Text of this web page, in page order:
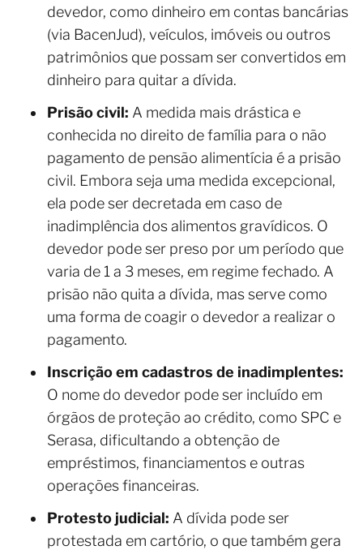
devedor, como dinheiro em contas bancárias
(via BacenJud), veículos, imóveis ou outros
patrimônios que possam ser convertidos em
dinheiro para quitar a dívida.
Prisão civil: A medida mais drástica e
conhecida no direito de família para o não
pagamento de pensão alimentícia é a prisão
civil. Embora seja uma medida excepcional,
ela pode ser decretada em caso de
inadimplência dos alimentos gravídicos. O
devedor pode ser preso por um período que
varia de 1 a 3 meses, em regime fechado. A
prisão não quita a dívida, mas serve como
uma forma de coagir o devedor a realizar o
pagamento.
Inscrição em cadastros de inadimplentes:
O nome do devedor pode ser incluído em
órgãos de proteção ao crédito, como SPC e
Serasa, dificultando a obtenção de
empréstimos, financiamentos e outras
operações financeiras.
Protesto judicial: A dívida pode ser
protestada em cartório, o que também gera